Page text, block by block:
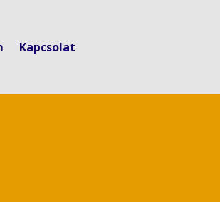
Kapcsolat